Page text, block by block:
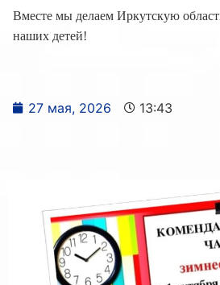
Вместе мы делаем Иркутскую
наших детей!
27 мая, 2026 13:43